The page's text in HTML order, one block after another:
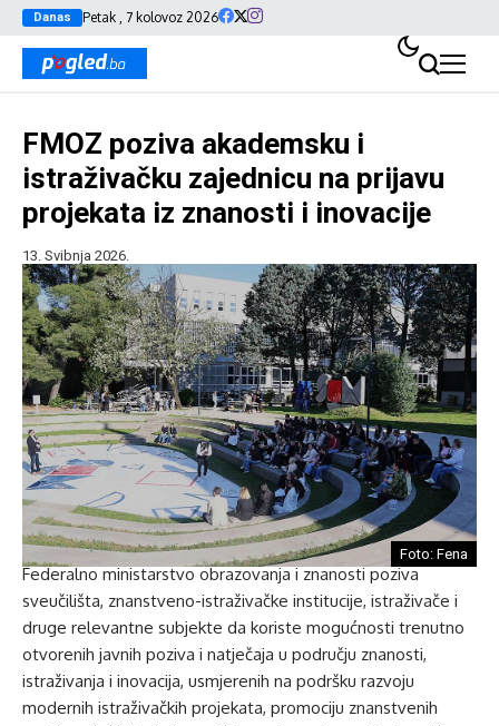
Danas Petak , 7 kolovoz 2026
FMOZ poziva akademsku i
istraživačku zajednicu na prijavu
projekata iz znanosti i inovacije
13. Svibnja 2026.
Foto: Fena
Federalno ministarstvo obrazovanja i znanosti poziva
sveučilišta, znanstveno-istraživačke institucije, istraživače i
druge relevantne subjekte da koriste mogućnosti trenutno
otvorenih javnih poziva i natječaja u području znanosti,
istraživanja i inovacija, usmjerenih na podršku razvoju
modernih istraživačkih projekata, promociju znanstvenih